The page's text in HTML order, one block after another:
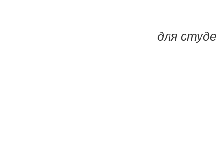
для